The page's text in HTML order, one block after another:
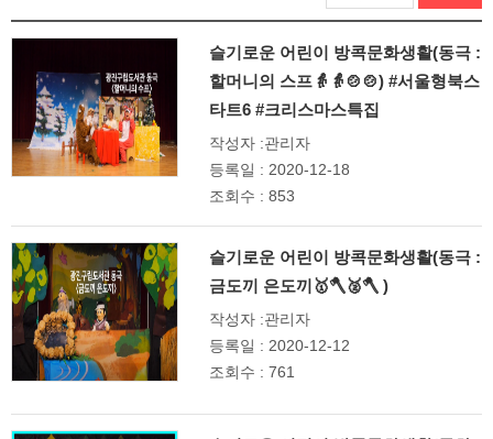
슬기로운 어린이 방콕문화생활(동극 :
할머니의 스프👵👵🍲🍲) #서울형북스
타트6 #크리스마스특집
작성자 :관리자
등록일 : 2020-12-18
조회수 : 853
슬기로운 어린이 방콕문화생활(동극 :
금도끼 은도끼🥇🪓🥈🪓 )
작성자 :관리자
등록일 : 2020-12-12
조회수 : 761